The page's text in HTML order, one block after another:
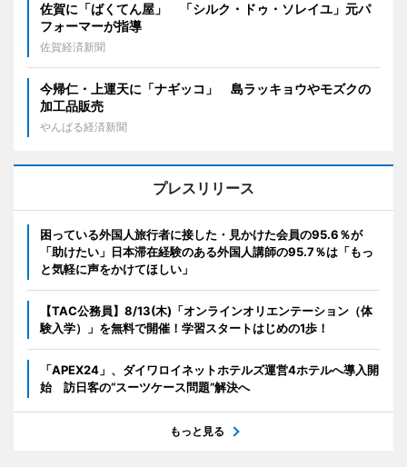
佐賀に「ばくてん屋」 「シルク・ドゥ・ソレイユ」元パ
フォーマーが指導
佐賀経済新聞
今帰仁・上運天に「ナギッコ」 島ラッキョウやモズクの
加工品販売
やんばる経済新聞
プレスリリース
困っている外国人旅行者に接した・見かけた会員の95.6％が
「助けたい」日本滞在経験のある外国人講師の95.7％は「もっ
と気軽に声をかけてほしい」
【TAC公務員】8/13(木)「オンラインオリエンテーション（体
験入学）」を無料で開催！学習スタートはじめの1歩！
「APEX24」、ダイワロイネットホテルズ運営4ホテルへ導入開
始 訪日客の“スーツケース問題”解決へ
もっと見る